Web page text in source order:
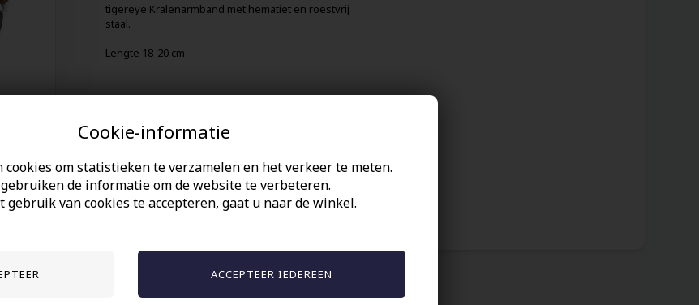
Cookie-informatie
om statistieken te verzamelen en het verkeer te meten.
de informatie om de website te verbeteren.
gebruik van cookies te accepteren, gaat u naar de winkel.
tigereye Kralenarmband met hematiet en roestvrij
staal.
Lengte 18-20 cm
Anderen gekocht hebben ook